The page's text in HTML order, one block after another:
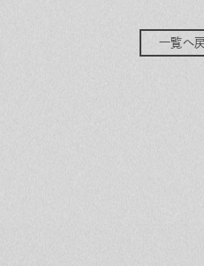
一覧へ